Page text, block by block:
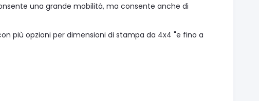
una grande mobilità, ma consente anche di
più opzioni per dimensioni di stampa da 4x4 "e fino a